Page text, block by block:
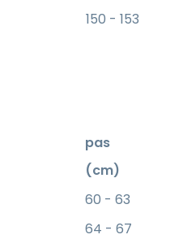
150 - 153
pas
(cm)
60 - 63
64 - 67